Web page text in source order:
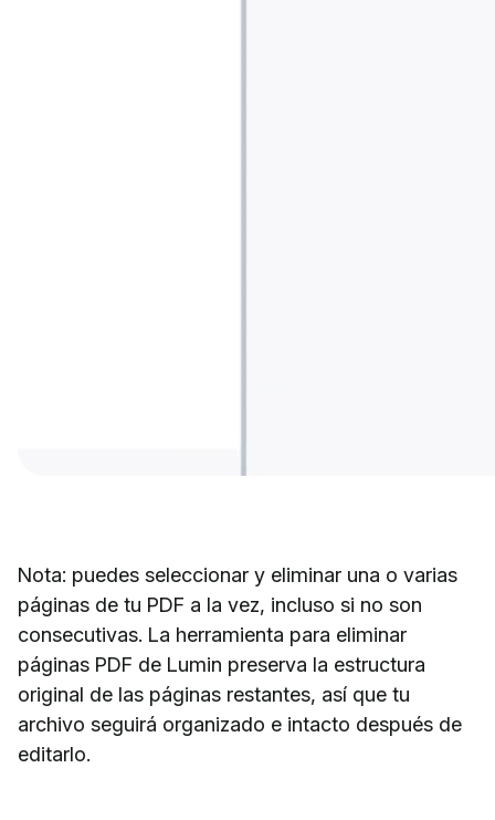
Nota: puedes seleccionar y eliminar una o varias
páginas de tu PDF a la vez, incluso si no son
consecutivas. La herramienta para eliminar
páginas PDF de Lumin preserva la estructura
original de las páginas restantes, así que tu
archivo seguirá organizado e intacto después de
editarlo.